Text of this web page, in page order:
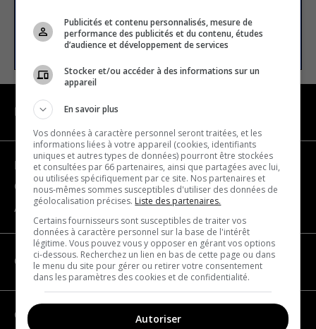
SUBSCRIBE
NAVIGATION
Become a partner
Contact us
About us
CATEGORIES
Geography
Publicités et contenu personnalisés, mesure de
performance des publicités et du contenu, études
d’audience et développement de services
Stocker et/ou accéder à des informations sur un
appareil
En savoir plus
Vos données à caractère personnel seront traitées, et les
informations liées à votre appareil (cookies, identifiants
uniques et autres types de données) pourront être stockées
et consultées par 66 partenaires, ainsi que partagées avec lui,
ou utilisées spécifiquement par ce site. Nos partenaires et
nous-mêmes sommes susceptibles d'utiliser des données de
géolocalisation précises. Liste des partenaires.
Certains fournisseurs sont susceptibles de traiter vos
données à caractère personnel sur la base de l'intérêt
légitime. Vous pouvez vous y opposer en gérant vos options
ci-dessous. Recherchez un lien en bas de cette page ou dans
le menu du site pour gérer ou retirer votre consentement
dans les paramètres des cookies et de confidentialité.
Autoriser